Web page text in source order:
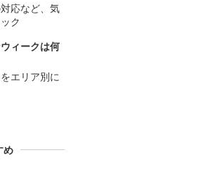
応など、気
ク
ィークは何
エリア別に
め